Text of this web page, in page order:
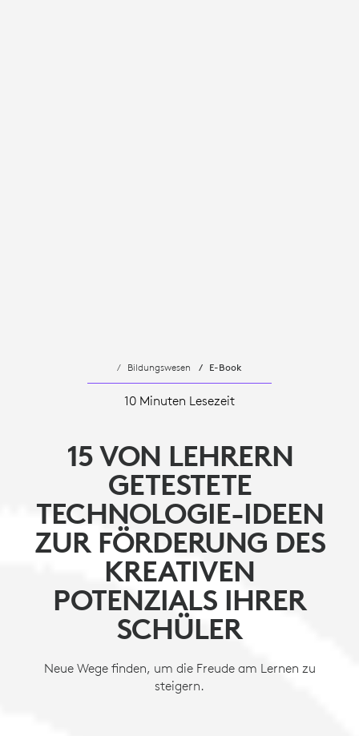
Bildungswesen E-Book
10 Minuten Lesezeit
15 VON LEHRERN
GETESTETE
TECHNOLOGIE-IDEEN
ZUR FÖRDERUNG DES
KREATIVEN
POTENZIALS IHRER
SCHÜLER
Neue Wege finden, um die Freude am Lernen zu
steigern.